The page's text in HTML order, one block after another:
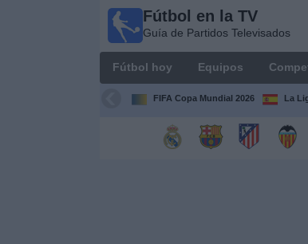
Fútbol en la TV
Guía de Partidos Televisados
Fútbol hoy Equipos
FIFA Copa Mundial 2026 La